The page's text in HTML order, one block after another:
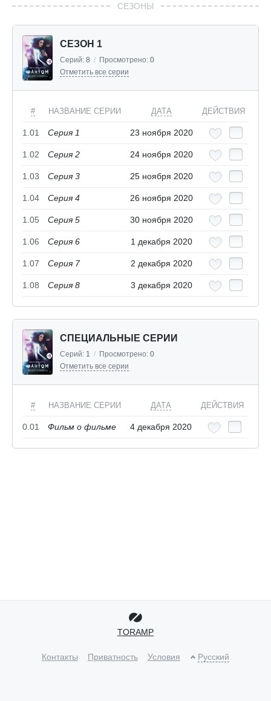
СЕЗОНЫ
СЕЗОН 1
Серий: 8 / Просмотрено: 0
Отметить все серии
# НАЗВАНИЕ СЕРИИ ДАТА ДЕЙСТВИЯ
1.01 Серия 1 23 ноября 2020
1.02 Серия 2 24 ноября 2020
1.03 Серия 3 25 ноября 2020
1.04 Серия 4 26 ноября 2020
1.05 Серия 5 30 ноября 2020
1.06 Серия 6 1 декабря 2020
1.07 Серия 7 2 декабря 2020
1.08 Серия 8 3 декабря 2020
СПЕЦИАЛЬНЫЕ СЕРИИ
Серий: 1 / Просмотрено: 0
Отметить все серии
# НАЗВАНИЕ СЕРИИ ДАТА ДЕЙСТВИЯ
0.01 Фильм о фильме 4 декабря 2020
TORAMP
Контакты Приватность Условия Русский